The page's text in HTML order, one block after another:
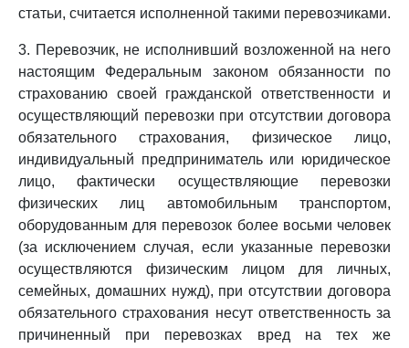
статьи, считается исполненной такими перевозчиками.
3. Перевозчик, не исполнивший возложенной на него
настоящим Федеральным законом обязанности по
страхованию своей гражданской ответственности и
осуществляющий перевозки при отсутствии договора
обязательного страхования, физическое лицо,
индивидуальный предприниматель или юридическое
лицо, фактически осуществляющие перевозки
физических лиц автомобильным транспортом,
оборудованным для перевозок более восьми человек
(за исключением случая, если указанные перевозки
осуществляются физическим лицом для личных,
семейных, домашних нужд), при отсутствии договора
обязательного страхования несут ответственность за
причиненный при перевозках вред на тех же